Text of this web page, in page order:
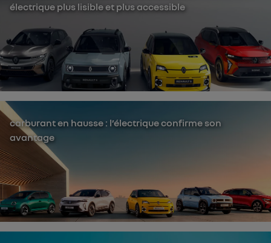
électrique plus lisible et plus accessible
carburant en hausse : l’électrique confirme son
avantage